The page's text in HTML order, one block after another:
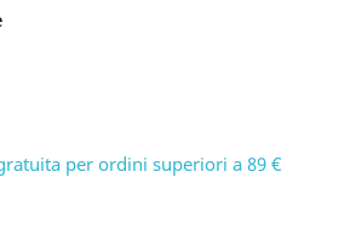
per ordini superiori a 89 €